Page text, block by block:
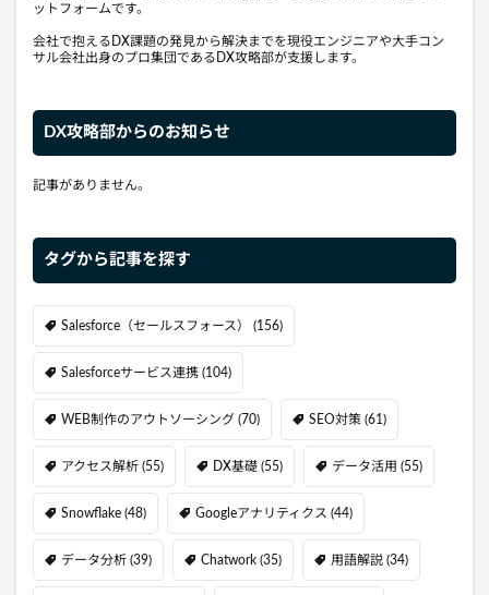
ットフォームです。
会社で抱えるDX課題の発見から解決までを現役エンジニアや大手コン
サル会社出身のプロ集団であるDX攻略部が支援します。
DX攻略部からのお知らせ
記事がありません。
タグから記事を探す
Salesforce（セールスフォース） (156)
Salesforceサービス連携 (104)
WEB制作のアウトソーシング (70) SEO対策 (61)
アクセス解析 (55) DX基礎 (55) データ活用 (55)
Snowflake (48) Googleアナリティクス (44)
データ分析 (39) Chatwork (35) 用語解説 (34)